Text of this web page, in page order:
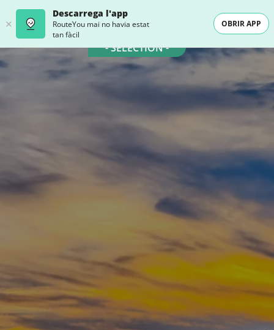
Descarrega l'app
RouteYou mai no havia estat
tan fàcil
OBRIR APP
- SELECTION -